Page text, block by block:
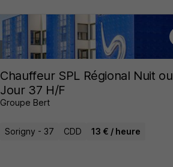
Chauffeur SPL Régional Nuit ou
Jour 37 H/F
Groupe Bert
Sorigny - 37 CDD 13 € / heure